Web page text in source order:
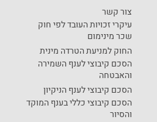
צור קשר
עיקרי זכויות העובד לפי חוק
שכר מינימום
החוק למניעת הטרדה מינית
הסכם קיבוצי לענף השמירה
והאבטחה
הסכם קיבוצי לענף הניקיון
הסכם קיבוצי כללי בענף המוקד
והסיור